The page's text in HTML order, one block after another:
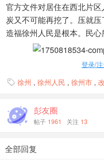
官方文件对居住在西北片
炭又不可能再挖了。压就
造福徐州人民是根本。民心
登录/
 徐州 , 徐州人民 , 徐州市 ,
彭友圈
帖子 1961 关注 13
全部回复